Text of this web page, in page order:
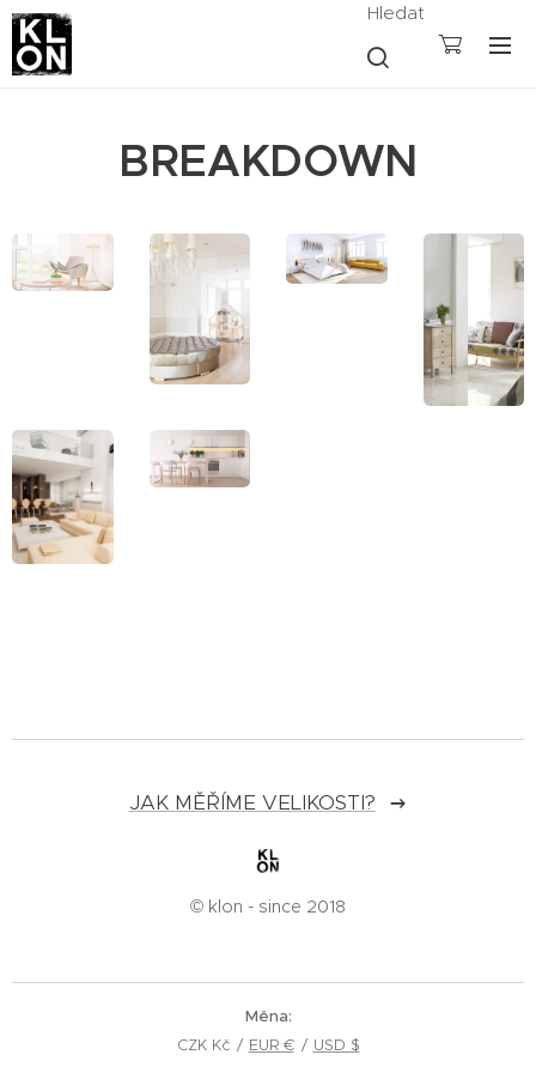
Hledat
BREAKDOWN
JAK MĚŘÍME VELIKOSTI?
© klon - since 2018
Měna
CZK Kč
EUR € USD $